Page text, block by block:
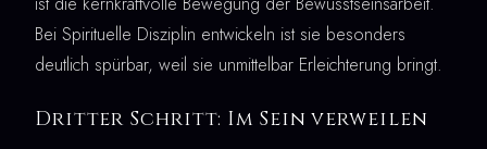
Bei Spirituelle Disziplin entwickeln ist sie besonders
deutlich spürbar, weil sie unmittelbar Erleichterung bringt.
Dritter Schritt: Im Sein verweilen